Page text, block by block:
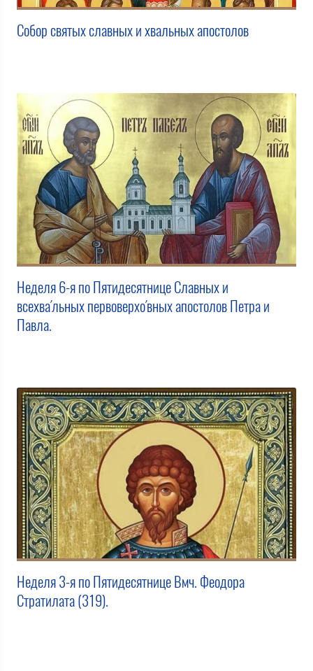
Собор святых славных и хвальных апостолов
Неделя 6-я по Пятидесятнице Славных и
всехва́льных первоверхо́вных апостолов Петра и
Павла.
Неделя 3-я по Пятидесятнице Вмч. Феодора
Стратилата (319).